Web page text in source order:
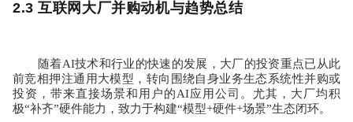
2.3 互联网大厂并购动机与趋势总结
随着AI技术和行业的快速的发展，大厂的投资重点已从此
前竞相押注通用大模型，转向围绕自身业务生态系统性并购或
投资，带来直接场景和用户的AI应用公司。尤其，大厂均积
极“补齐”硬件能力，致力于构建“模型+硬件+场景”生态闭环。